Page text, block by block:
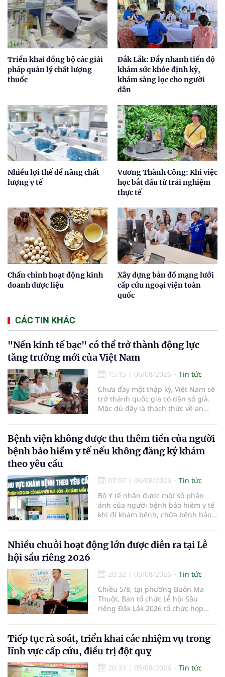
Triển khai đồng bộ các giải
pháp quản lý chất lượng
thuốc
Đắk Lắk: Đẩy nhanh tiến độ
khám sức khỏe định kỳ,
khám sàng lọc cho người
dân
Nhiều lợi thế để nâng chất
lượng y tế
Vương Thành Công: Khi việc
học bắt đầu từ trải nghiệm
thực tế
Chấn chỉnh hoạt động kinh
doanh dược liệu
Xây dựng bản đồ mạng lưới
cấp cứu ngoại viện toàn
quốc
CÁC TIN KHÁC
"Nền kinh tế bạc" có thể trở thành động lực
tăng trưởng mới của Việt Nam
15:15 | 06/08/2026
Tin tức
Chưa đầy một thập kỷ, Việt Nam sẽ
trở thành quốc gia có dân số già.
Mặc dù đây là thách thức về an
có giá trị hàng tỷ USD.
Bệnh viện không được thu thêm tiền của người
bệnh bảo hiểm y tế nếu không đăng ký khám
theo yêu cầu
07:07 | 06/08/2026
Tin tức
Bộ Y tế nhận được một số phản
ánh của người bệnh bảo hiểm y tế
khi đi khám bệnh, chữa bệnh bảo
bệnh, chữa bệnh theo yêu cầu
nhưng vẫn phải nộp thêm các chi
phần cùng chi trả.
Nhiều chuỗi hoạt động lớn được diễn ra tại Lễ
hội sầu riêng 2026
20:32 | 05/08/2026
Tin tức
Chiều 5/8, tại phường Buôn Ma
Thuột, Ban tổ chức Lễ hội Sầu
riêng Đắk Lắk 2026 tổ chức họp
hội Sầu riêng Đắk Lắk năm 2026 có
chủ đề “Sầu riêng Đắk Lắk – Kết nối
vươn xa”, được tổ chức từ ngày
15/8/2026 đến ngày 02/9/2026 tại
phường Buôn Ma Thuột, xã Krông
Tiếp tục rà soát, triển khai các nhiệm vụ trong
lĩnh vực cấp cứu, điều trị đột quỵ
20:31 | 05/08/2026
Tin tức